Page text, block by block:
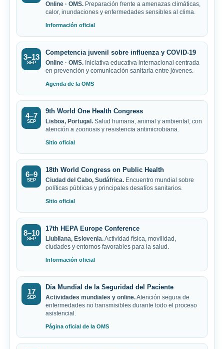
Online · OMS. Preparación frente a amenazas climáticas,
calor, inundaciones y enfermedades sensibles al clima.
Información oficial
3–13
SEP
Competencia juvenil sobre influenza y COVID-19
Online · OMS. Iniciativa educativa internacional centrada
en prevención y comunicación sanitaria entre jóvenes.
Agenda de la OMS
4–7
SEP
9th World One Health Congress
Lisboa, Portugal. Salud humana, animal y ambiental, con
atención a zoonosis y resistencia antimicrobiana.
Sitio oficial
6–9
SEP
18th World Congress on Public Health
Ciudad del Cabo, Sudáfrica. Encuentro mundial sobre
políticas públicas y principales desafíos sanitarios.
Sitio oficial
8–10
SEP
17th HEPA Europe Conference
Liubliana, Eslovenia.Actividad física, movilidad,
ciudades y entornos favorables para la salud.
Información oficial
17
SEP
Día Mundial de la Seguridad del Paciente
Actividades mundiales y online.Atención segura de
enfermedades no transmisibles durante todo el proceso
asistencial.
Página oficial de la OMS